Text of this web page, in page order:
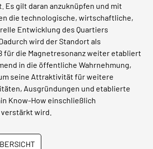
Es gilt daran anzuknüpfen und mit
die technologische, wirtschaftliche,
Entwicklung des Quartiers
wird der Standort als
für die Magnetresonanz weiter etabliert
in die öffentliche Wahrnehmung,
seine Attraktivität für weitere
Ausgründungen und etablierte
Know-How einschließlich
wird.